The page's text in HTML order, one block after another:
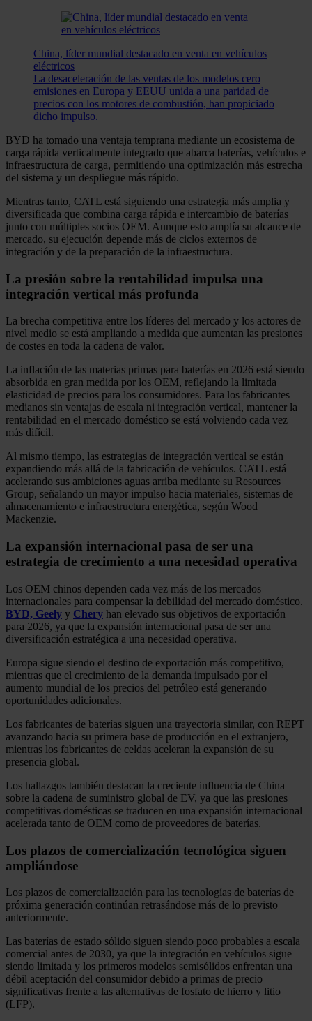
China, líder mundial destacado en venta en vehículos
eléctricos
La desaceleración de las ventas de los modelos cero
emisiones en Europa y EEUU unida a una paridad de
precios con los motores de combustión, han propiciado
dicho impulso.
BYD ha tomado una ventaja temprana mediante un ecosistema de
carga rápida verticalmente integrado que abarca baterías, vehículos e
infraestructura de carga, permitiendo una optimización más estrecha
del sistema y un despliegue más rápido.
Mientras tanto, CATL está siguiendo una estrategia más amplia y
diversificada que combina carga rápida e intercambio de baterías
junto con múltiples socios OEM. Aunque esto amplía su alcance de
mercado, su ejecución depende más de ciclos externos de
integración y de la preparación de la infraestructura.
La presión sobre la rentabilidad impulsa una
integración vertical más profunda
La brecha competitiva entre los líderes del mercado y los actores de
nivel medio se está ampliando a medida que aumentan las presiones
de costes en toda la cadena de valor.
La inflación de las materias primas para baterías en 2026 está siendo
absorbida en gran medida por los OEM, reflejando la limitada
elasticidad de precios para los consumidores. Para los fabricantes
medianos sin ventajas de escala ni integración vertical, mantener la
rentabilidad en el mercado doméstico se está volviendo cada vez
más difícil.
Al mismo tiempo, las estrategias de integración vertical se están
expandiendo más allá de la fabricación de vehículos. CATL está
acelerando sus ambiciones aguas arriba mediante su Resources
Group, señalando un mayor impulso hacia materiales, sistemas de
almacenamiento e infraestructura energética, según Wood
Mackenzie.
La expansión internacional pasa de ser una
estrategia de crecimiento a una necesidad operativa
Los OEM chinos dependen cada vez más de los mercados
internacionales para compensar la debilidad del mercado doméstico.
BYD, Geely y Chery han elevado sus objetivos de exportación
para 2026, ya que la expansión internacional pasa de ser una
diversificación estratégica a una necesidad operativa.
Europa sigue siendo el destino de exportación más competitivo,
mientras que el crecimiento de la demanda impulsado por el
aumento mundial de los precios del petróleo está generando
oportunidades adicionales.
Los fabricantes de baterías siguen una trayectoria similar, con REPT
avanzando hacia su primera base de producción en el extranjero,
mientras los fabricantes de celdas aceleran la expansión de su
presencia global.
Los hallazgos también destacan la creciente influencia de China
sobre la cadena de suministro global de EV, ya que las presiones
competitivas domésticas se traducen en una expansión internacional
acelerada tanto de OEM como de proveedores de baterías.
Los plazos de comercialización tecnológica siguen
ampliándose
Los plazos de comercialización para las tecnologías de baterías de
próxima generación continúan retrasándose más de lo previsto
anteriormente.
Las baterías de estado sólido siguen siendo poco probables a escala
comercial antes de 2030, ya que la integración en vehículos sigue
siendo limitada y los primeros modelos semisólidos enfrentan una
débil aceptación del consumidor debido a primas de precio
significativas frente a las alternativas de fosfato de hierro y litio
(LFP).